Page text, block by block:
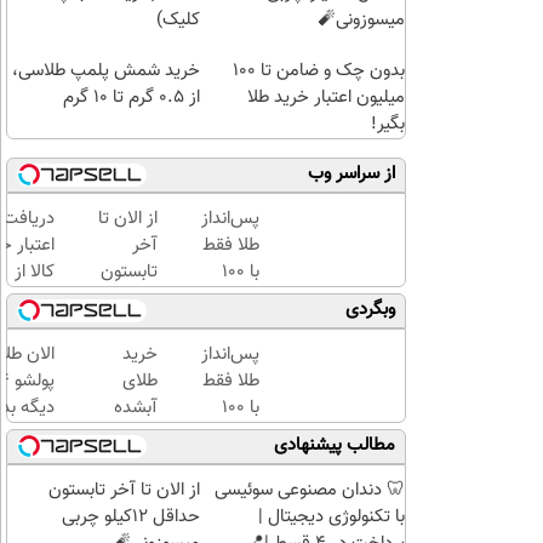
میسوزونی🧨
کلیک)
بدون چک و ضامن تا 100
میلیون اعتبار خرید طلا
بگیر!
خرید شمش پلمپ طلاسی،
از ۰.۵ گرم تا ۱۰ گرم
از سراسر وب
پس‌انداز
طلا فقط
با ۱۰۰
هزارتومان
(امن و
راحت)
از الان تا
آخر
تابستون
حداقل
12کیلو
چربی
میسوزونی
🧨
دریافت
اعتبار
کالا از
ضامن،
بهره)
وبگردی
پس‌انداز
طلا فقط
با ۱۰۰
هزارتومان
(امن و
راحت)
خرید
طلای
آبشده
حتی با
۱۰۰هزارتومان
الان
دیگه
طلا با
بی‌بهره
مطالب پیشنهادی
🦷 دندان مصنوعی سوئیسی
با تکنولوژی دیجیتال |
از الان تا آخر تابستون
حداقل 12کیلو چربی